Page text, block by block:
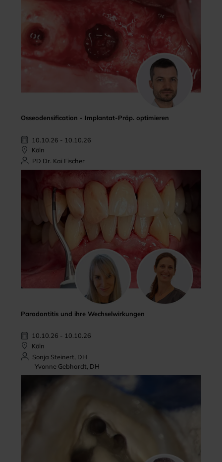
Osseodensification - Implantat-Präp. optimieren
10.10.26 - 10.10.26
Köln
PD Dr. Kai Fischer
Parodontitis und ihre Wechselwirkungen
10.10.26 - 10.10.26
Köln
Sonja Steinert, DH
Yvonne Gebhardt, DH